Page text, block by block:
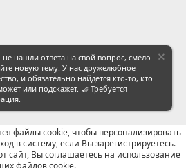
не нашли ответа на свой вопрос, смело
новую тему. У нас дружелюбное
и обязательно найдется кто-то, кто
или подскажет. 🤝 Требуется
файлы cookie, чтобы персонализировать
в систему, если Вы зарегистрируетесь.
сайт, Вы соглашаетесь на использование
файлов cookie.